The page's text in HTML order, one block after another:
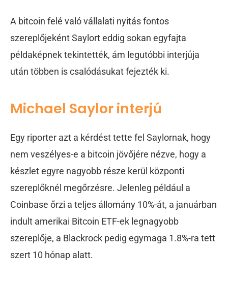
A bitcoin felé való vállalati nyitás fontos
szereplőjeként Saylort eddig sokan egyfajta
példaképnek tekintették, ám legutóbbi interjúja
után többen is csalódásukat fejezték ki.
Michael Saylor interjú
Egy riporter azt a kérdést tette fel Saylornak, hogy
nem veszélyes-e a bitcoin jövőjére nézve, hogy a
készlet egyre nagyobb része kerül központi
szereplőknél megőrzésre. Jelenleg például a
Coinbase őrzi a teljes állomány 10%-át, a januárban
indult amerikai Bitcoin ETF-ek legnagyobb
szereplője, a Blackrock pedig egymaga 1.8%-ra tett
szert 10 hónap alatt.